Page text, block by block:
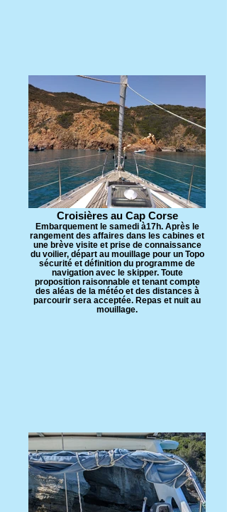
Croisières au Cap Corse
Embarquement le samedi à17h. Après le
rangement des affaires dans les cabines et
une brève visite et prise de connaissance
du voilier, départ au mouillage pour un Topo
sécurité et définition du programme de
navigation avec le skipper. Toute
proposition raisonnable et tenant compte
des aléas de la météo et des distances à
parcourir sera acceptée. Repas et nuit au
mouillage.